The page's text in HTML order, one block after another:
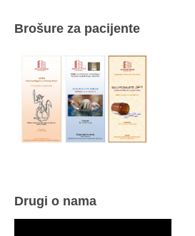
Brošure za pacijente
Drugi o nama